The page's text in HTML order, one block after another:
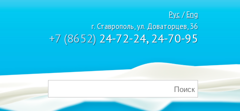
Рус /Eng
г. Ставрополь, ул. Доваторцев, 36
+7 (8652) 24-72-24, 24-70-95